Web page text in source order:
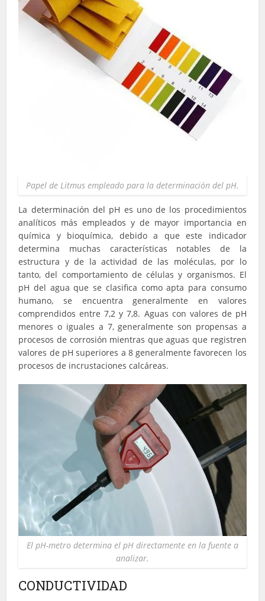
Papel de Litmus empleado para la determinación del pH.
La determinación del pH es uno de los procedimientos
analíticos más empleados y de mayor importancia en
química y bioquímica, debido a que este indicador
determina muchas características notables de la
estructura y de la actividad de las moléculas, por lo
tanto, del comportamiento de células y organismos. El
pH del agua que se clasifica como apta para consumo
humano, se encuentra generalmente en valores
comprendidos entre 7,2 y 7,8. Aguas con valores de pH
menores o iguales a 7, generalmente son propensas a
procesos de corrosión mientras que aguas que registren
valores de pH superiores a 8 generalmente favorecen los
procesos de incrustaciones calcáreas.
El pH-metro determina el pH directamente en la fuente a
analizar.
CONDUCTIVIDAD